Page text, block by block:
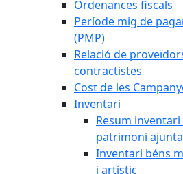
Ordenances fiscals
Període mig de
(PMP)
Relació de
contractistes
Cost de les
Inventari
Resum
patrimoni
Inventari béns
i artístic